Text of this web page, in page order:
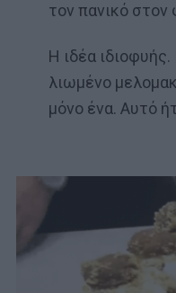
τον πανικό
Η ιδέα
λιωμένο
μόνο ένα. Αυτό